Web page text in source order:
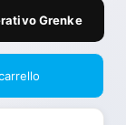
Grenke